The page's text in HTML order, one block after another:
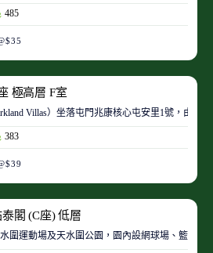
485
極高層 F室
Villas）坐落屯門兆康核心屯安里1號，由
383
閣 (C座) 低層
圍運動場及天水圍公園，園內設網球場、籃球